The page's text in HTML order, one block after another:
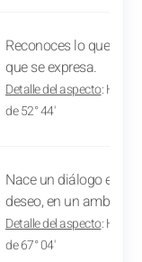
Reconoces lo que te
que se expresa.
Detalle del aspecto: Hacia
de 52° 44'
Nace un diálogo entre
deseo, en un ambiente
Detalle del aspecto: Hacia
de 67° 04'